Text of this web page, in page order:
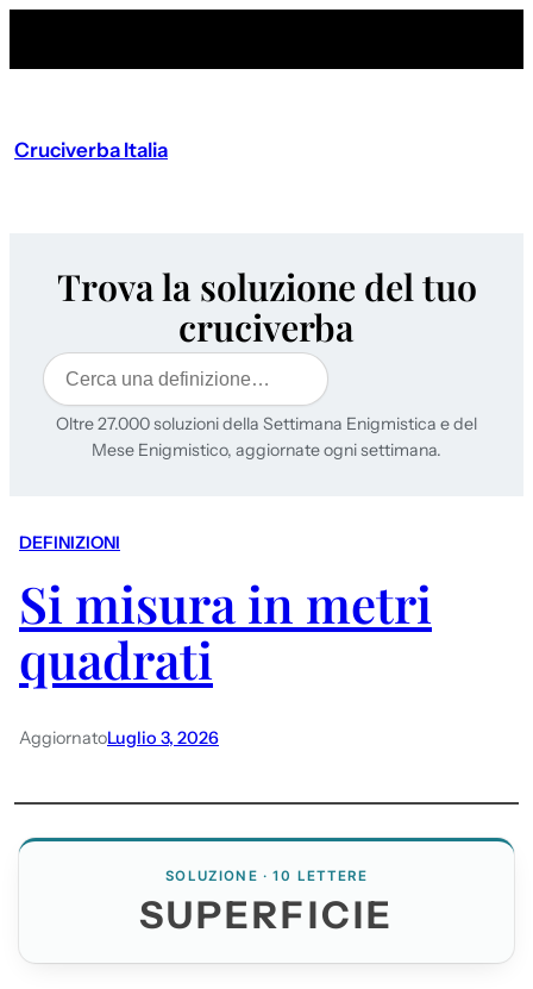
Cruciverba Italia
Trova la soluzione del tuo
cruciverba
Cerca
Oltre 27.000 soluzioni della Settimana Enigmistica e del
Mese Enigmistico, aggiornate ogni settimana.
DEFINIZIONI
Si misura in metri
quadrati
AggiornatoLuglio 3, 2026
SOLUZIONE · 10 LETTERE
SUPERFICIE